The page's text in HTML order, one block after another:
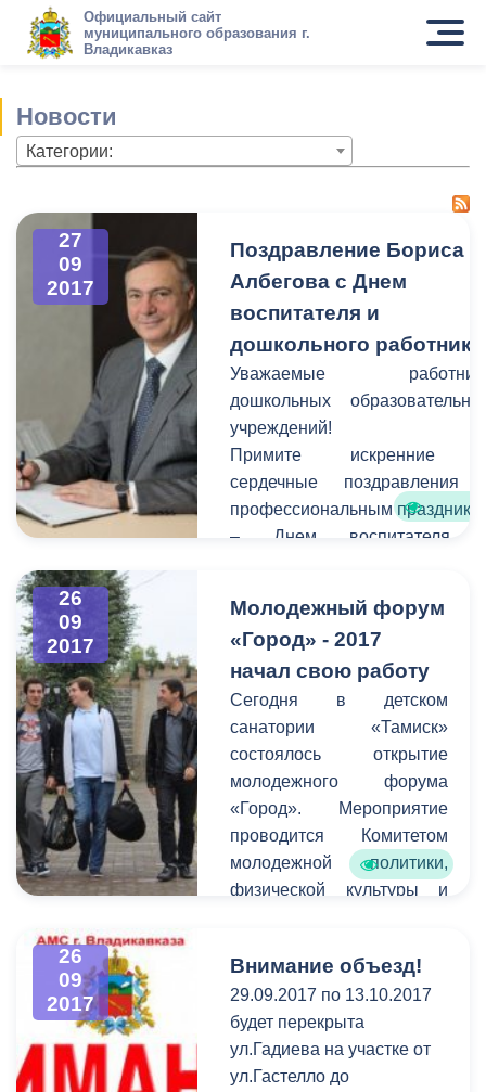
Официальный сайт
муниципального образования г.
Владикавказ
Новости
Категории:
27
09
2017
Поздравление Бориса
Албегова с Днем
воспитателя и
дошкольного
Уважаемые
дошкольных
учреждений!
Примите искренние
сердечные поздравления
профессиональным
– Днем воспитателя
26
09
2017
Молодежный форум
«Город» - 2017
начал свою работу
Сегодня в детском
санатории «Тамиск»
состоялось открытие
молодежного форума
«Город». Мероприятие
проводится Комитетом
молодежной политики,
физической культуры и
подряд, участие в нем
примут 50 юношей и
девушек – студенты вузов
и ссузов республики. На
протяжении пяти дней они
26
09
2017
Внимание объезд!
29.09.2017 по 13.10.2017
будет перекрыта
ул.Гадиева на участке от
ул.Гастелло до